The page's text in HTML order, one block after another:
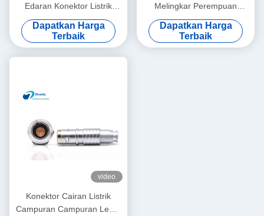
Edaran Konektor Listrik
Solder Hubungi XC22T14KH
W
Dapatkan Harga
Terbaik
Melingkar Perempuan
XC14Y2ZH Lemo Debu Cap
Untuk Plug / Socket
Dapatkan Harga
Terbaik
video
Konektor Cairan Listrik
Campuran Campuran Lemo